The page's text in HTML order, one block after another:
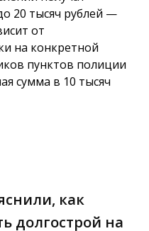
20 тысяч рублей —
от
на конкретной
пунктов полиции
сумма в 10 тысяч
как
долгострой на